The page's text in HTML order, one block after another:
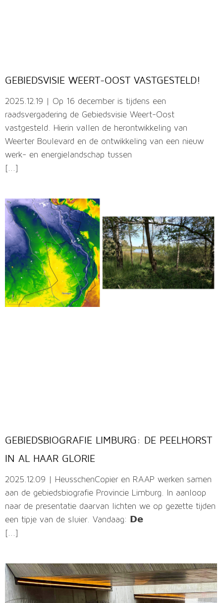
GEBIEDSVISIE WEERT-OOST VASTGESTELD!
2025.12.19 | Op 16 december is tijdens een
raadsvergadering de Gebiedsvisie Weert-Oost
vastgesteld. Hierin vallen de herontwikkeling van
Weerter Boulevard en de ontwikkeling van een nieuw
werk- en energielandschap tussen
[...]
GEBIEDSBIOGRAFIE LIMBURG: DE PEELHORST
IN AL HAAR GLORIE
2025.12.09 | HeusschenCopier en RAAP werken samen
aan de gebiedsbiografie Provincie Limburg. In aanloop
naar de presentatie daarvan lichten we op gezette tijden
een tipje van de sluier. Vandaag: 𝗗𝗲
[...]